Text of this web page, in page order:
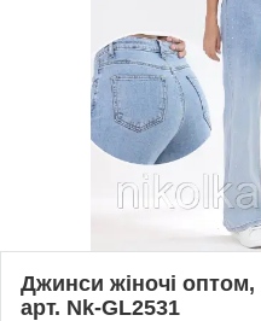
Джинси жіночі
арт. Nk-GL2531